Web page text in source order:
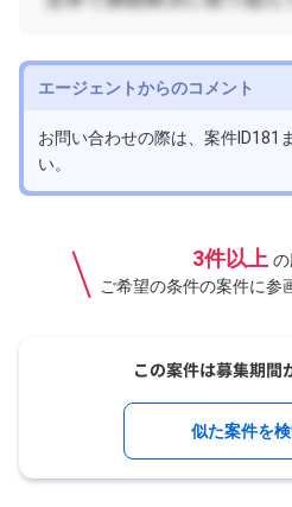
エージェントからのコメント
お問い合わせの際は、案件ID181
い。
3件以上
ご希望の条件の案件に参
似た案件を